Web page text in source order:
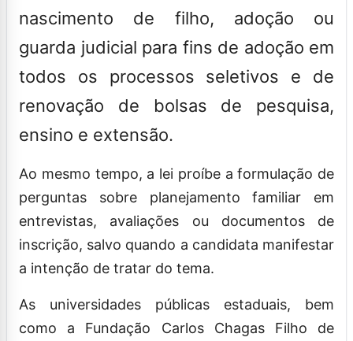
nascimento de filho, adoção ou
guarda judicial para fins de adoção em
todos os processos seletivos e de
renovação de bolsas de pesquisa,
ensino e extensão.
Ao mesmo tempo, a lei proíbe a formulação de
perguntas sobre planejamento familiar em
entrevistas, avaliações ou documentos de
inscrição, salvo quando a candidata manifestar
a intenção de tratar do tema.
As universidades públicas estaduais, bem
como a Fundação Carlos Chagas Filho de